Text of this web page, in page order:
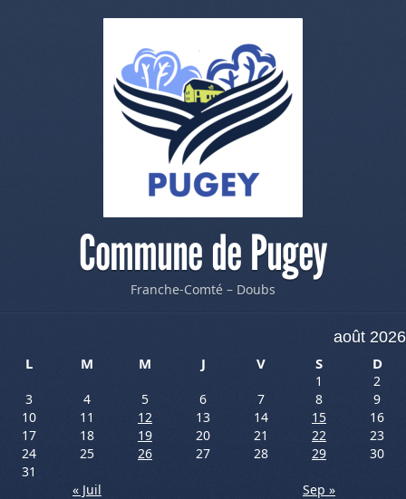
Commune de Pugey
Franche-Comté – Doubs
août 2026
L
M M J V S D
1
2
3
4 5 6 7 8
9
10
11 12 13 14 15
16
17
18 19 20 21 22
23
24
25 26 27 28 29
30
31
« Juil
Sep »